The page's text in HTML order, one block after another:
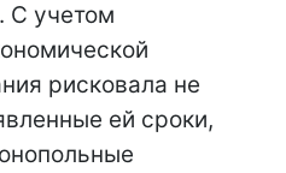
С учетом
рисковала не
ей сроки,